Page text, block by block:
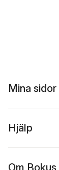
Mina sidor
Hjälp
Om Bokus